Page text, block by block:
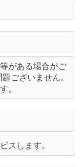
がある場合がご
ございません。
。
スします。